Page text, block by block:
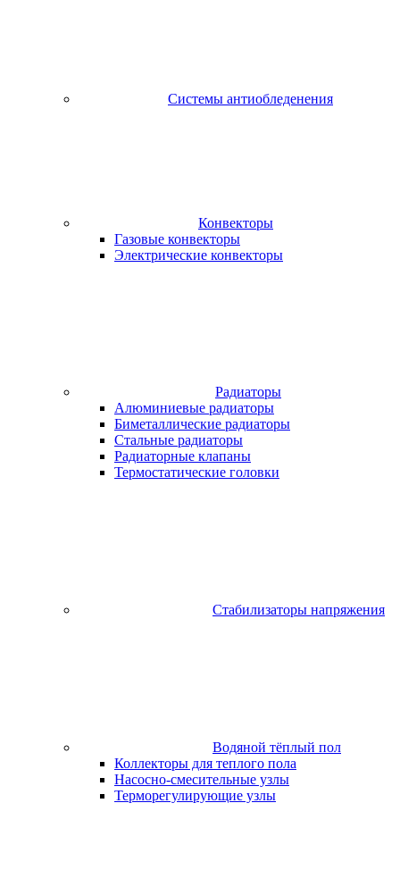
Системы антиобледенения
Конвекторы
Газовые конвекторы
Электрические конвекторы
Радиаторы
Алюминиевые радиаторы
Биметаллические радиаторы
Стальные радиаторы
Радиаторные клапаны
Термостатические головки
Стабилизаторы напряжения
Водяной тёплый пол
Коллекторы для теплого пола
Насосно-смесительные узлы
Терморегулирующие узлы